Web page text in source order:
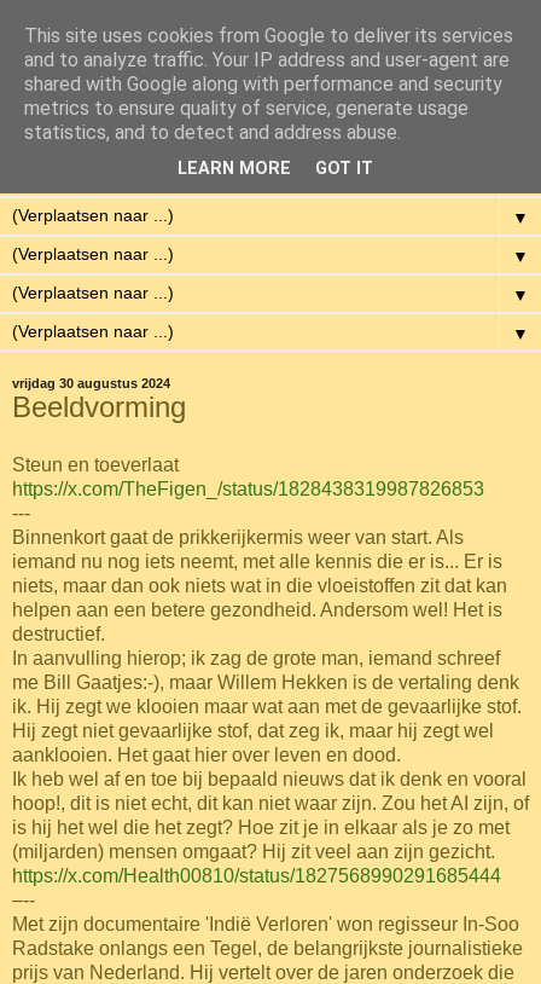
Eenvoudig Gelukkig
Met weinig middelen een hoge kwaliteit van leven hebben.
▼
▼
▼
▼
vrijdag 30 augustus 2024
Beeldvorming
Steun en toeverlaat
https://x.com/TheFigen_/status/1828438319987826853
---
Binnenkort gaat de prikkerijkermis weer van start. Als
iemand nu nog iets neemt, met alle kennis die er is... Er is
niets, maar dan ook niets wat in die vloeistoffen zit dat kan
helpen aan een betere gezondheid. Andersom wel! Het is
destructief.
In aanvulling hierop; ik zag de grote man, iemand schreef
me Bill Gaatjes:-), maar Willem Hekken is de vertaling denk
ik. Hij zegt we klooien maar wat aan met de gevaarlijke stof.
Hij zegt niet gevaarlijke stof, dat zeg ik, maar hij zegt wel
aanklooien. Het gaat hier over leven en dood.
Ik heb wel af en toe bij bepaald nieuws dat ik denk en vooral
hoop!, dit is niet echt, dit kan niet waar zijn. Zou het AI zijn, of
is hij het wel die het zegt? Hoe zit je in elkaar als je zo met
(miljarden) mensen omgaat? Hij zit veel aan zijn gezicht.
https://x.com/Health00810/status/1827568990291685444
–--
Met zijn documentaire 'Indië Verloren' won regisseur In-Soo
Radstake onlangs een Tegel, de belangrijkste journalistieke
prijs van Nederland. Hij vertelt over de jaren onderzoek die
This site uses cookies from Google to deliver its services
and to analyze traffic. Your IP address and user-agent are
shared with Google along with performance and security
metrics to ensure quality of service, generate usage
statistics, and to detect and address abuse.
LEARN MORE GOT IT